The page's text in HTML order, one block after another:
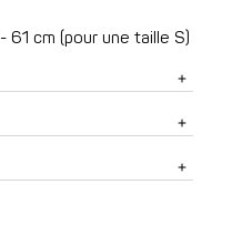
61 cm (pour une taille S)